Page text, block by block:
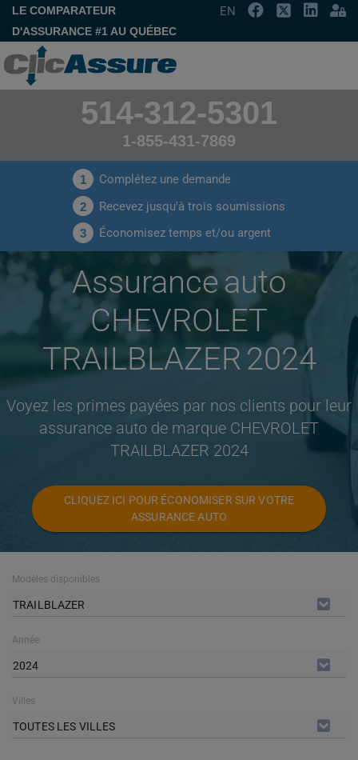
LE COMPARATEUR
D'ASSURANCE #1 AU QUÉBEC
EN
514-312-5301
1-855-431-7869
1 Complétez une demande
2 Recevez jusqu'à trois soumissions
3 Économisez temps et/ou argent
Assurance auto
CHEVROLET
TRAILBLAZER 2024
Voyez les primes payées par nos clients pour leur
assurance auto de marque CHEVROLET
TRAILBLAZER 2024
CLIQUEZ ICI POUR ÉCONOMISER SUR VOTRE
ASSURANCE AUTO
Modèles disponibles
TRAILBLAZER
Année
2024
Villes
TOUTES LES VILLES